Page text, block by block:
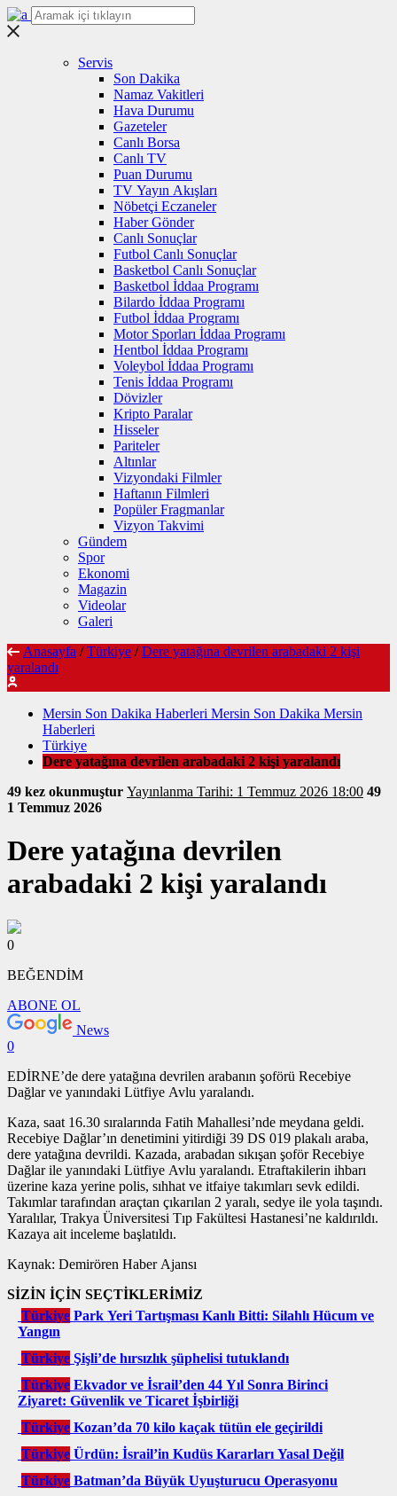
Servis
Son Dakika
Namaz Vakitleri
Hava Durumu
Gazeteler
Canlı Borsa
Canlı TV
Puan Durumu
TV Yayın Akışları
Nöbetçi Eczaneler
Haber Gönder
Canlı Sonuçlar
Futbol Canlı Sonuçlar
Basketbol Canlı Sonuçlar
Basketbol İddaa Programı
Bilardo İddaa Programı
Futbol İddaa Programı
Motor Sporları İddaa Programı
Hentbol İddaa Programı
Voleybol İddaa Programı
Tenis İddaa Programı
Dövizler
Kripto Paralar
Hisseler
Pariteler
Altınlar
Vizyondaki Filmler
Haftanın Filmleri
Popüler Fragmanlar
Vizyon Takvimi
Gündem
Spor
Ekonomi
Magazin
Videolar
Galeri
Anasayfa / Türkiye / Dere yatağına devrilen arabadaki 2 kişi
yaralandı
Mersin Son Dakika Haberleri Mersin Son Dakika Mersin
Haberleri
Türkiye
Dere yatağına devrilen arabadaki 2 kişi yaralandı
49 kez okunmuştur
Yayınlanma Tarihi: 1 Temmuz 2026 18:00 49
1 Temmuz 2026
Dere yatağına devrilen
arabadaki 2 kişi yaralandı
0
BEĞENDİM
ABONE OL
News
0
EDİRNE’de dere yatağına devrilen arabanın şoförü Recebiye
Dağlar ve yanındaki Lütfiye Avlu yaralandı.
Kaza, saat 16.30 sıralarında Fatih Mahallesi’nde meydana geldi.
Recebiye Dağlar’ın denetimini yitirdiği 39 DS 019 plakalı araba,
dere yatağına devrildi. Kazada, arabadan sıkışan şoför Recebiye
Dağlar ile yanındaki Lütfiye Avlu yaralandı. Etraftakilerin ihbarı
üzerine kaza yerine polis, sıhhat ve itfaiye takımları sevk edildi.
Takımlar tarafından araçtan çıkarılan 2 yaralı, sedye ile yola taşındı.
Yaralılar, Trakya Üniversitesi Tıp Fakültesi Hastanesi’ne kaldırıldı.
Kazaya ait inceleme başlatıldı.
Kaynak: Demirören Haber Ajansı
SİZİN İÇİN SEÇTİKLERİMİZ
Türkiye Park Yeri Tartışması Kanlı Bitti: Silahlı Hücum ve
Yangın
Türkiye Şişli’de hırsızlık şüphelisi tutuklandı
Türkiye Ekvador ve İsrail’den 44 Yıl Sonra Birinci
Ziyaret: Güvenlik ve Ticaret İşbirliği
Türkiye Kozan’da 70 kilo kaçak tütün ele geçirildi
Türkiye Ürdün: İsrail’in Kudüs Kararları Yasal Değil
Türkiye Batman’da Büyük Uyuşturucu Operasyonu